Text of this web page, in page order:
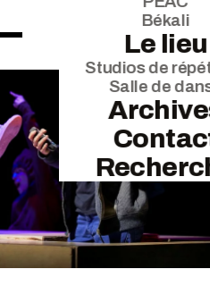
Békali
Le lieu
Studios de
Salle de